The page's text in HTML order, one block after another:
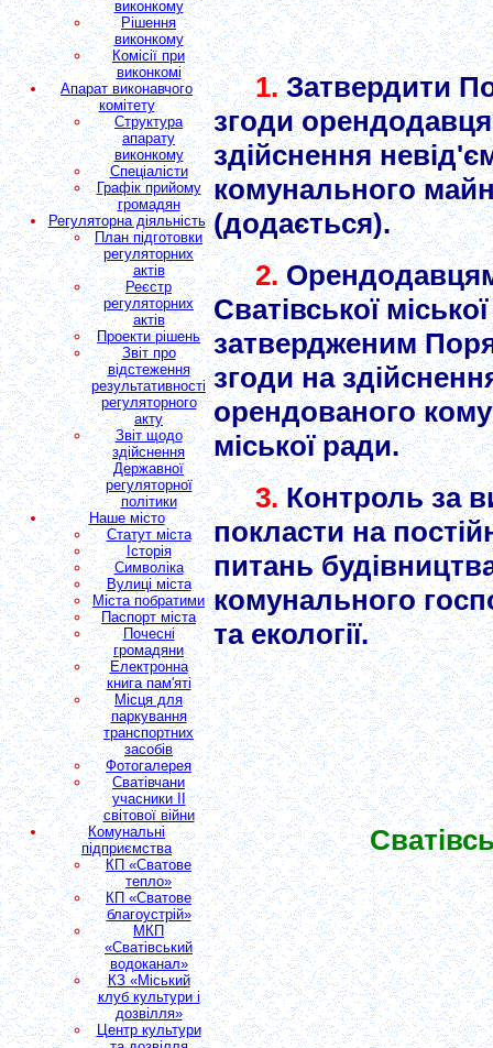
виконкому
Рішення
виконкому
Комісії при
виконкомі
Апарат виконавчого
комітету
Структура
апарату
виконкому
Спеціалісти
Графік прийому
громадян
Регуляторна діяльність
План підготовки
регуляторних
актів
Реєстр
регуляторних
актів
Проекти рішень
Звіт про
відстеження
результативності
регуляторного
акту
Звіт щодо
здійснення
Державної
регуляторної
політики
Наше місто
Статут міста
Історія
Символіка
Вулиці міста
Міста побратими
Паспорт міста
Почесні
громадяни
Електронна
книга пам'яті
Місця для
паркування
транспортних
засобів
Фотогалерея
Сватівчани
учасники II
світової війни
Комунальні
підприємства
КП «Сватове
тепло»
КП «Сватове
благоустрій»
МКП
«Сватівський
водоканал»
КЗ «Міський
клуб культури і
дозвілля»
Центр культури
1.Затвердити
згоди
здійснення
комунального
(додається).
2.
Сватівської
затвердженим
згоди на
орендованого
міської ради.
3.Контроль за
покласти на
питань
комунального
та екології.